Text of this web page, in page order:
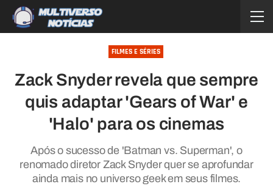
FILMES E SÉRIES
Zack Snyder revela que sempre
quis adaptar 'Gears of War' e
'Halo' para os cinemas
Após o sucesso de 'Batman vs. Superman', o
renomado diretor Zack Snyder quer se aprofundar
ainda mais no universo geek em seus filmes.